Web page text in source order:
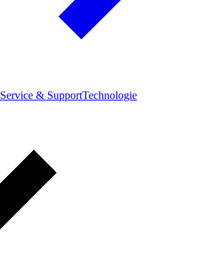
Service & SupportTechnologie